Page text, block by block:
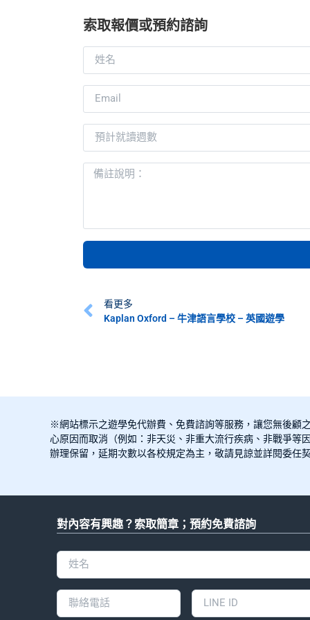
索取報價或預約諮詢
看更多
Kaplan Oxford – 牛津語言學校 – 英國遊學
※網站標示之遊學免代辦費、免費諮詢等服務，讓您無後顧
心原因而取消（例如：非天災、非重大流行疾病、非戰爭等
辦理保留，延期次數以各校規定為主，敬請見諒並詳閱委任
對內容有興趣？索取簡章；預約免費諮詢